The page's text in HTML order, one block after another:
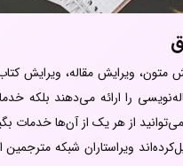
ویرایش مقاله، ویرایش
را ارائه می‌دهند بلکه
از هر یک از آن‌ها خدمات
ویراستاران شبکه